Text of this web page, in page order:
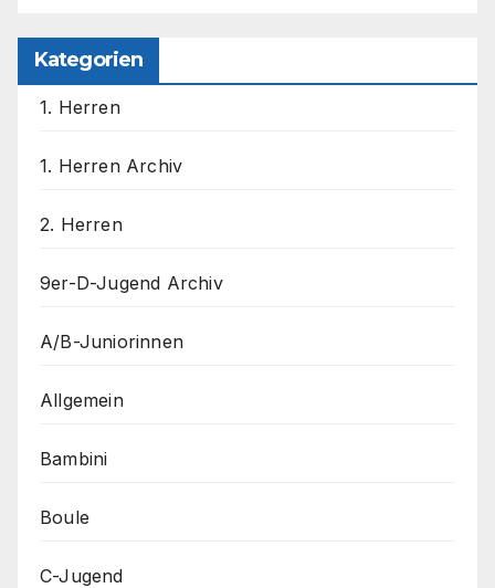
Kategorien
1. Herren
1. Herren Archiv
2. Herren
9er-D-Jugend Archiv
A/B-Juniorinnen
Allgemein
Bambini
Boule
C-Jugend